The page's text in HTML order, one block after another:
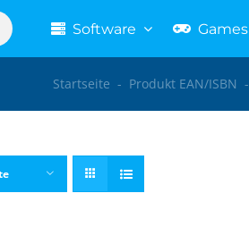
Software Games
Startseite - Produkt EAN/ISBN -